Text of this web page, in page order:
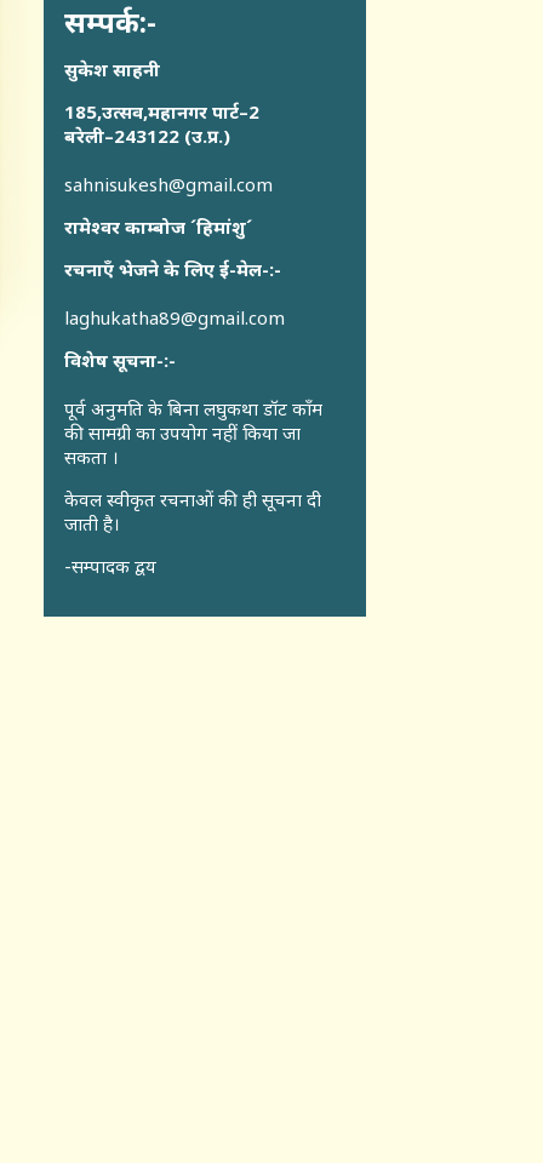
सम्पर्क:-
सुकेश साहनी
185,उत्सव,महानगर पार्ट–2
बरेली–243122 (उ.प्र.)
sahnisukesh@gmail.com
रामेश्वर काम्बोज ´हिमांशु´
रचनाएँ भेजने के लिए ई-मेल-:-
laghukatha89@gmail.com
विशेष सूचना-:-
पूर्व अनुमति के बिना लघुकथा डॉट कॉंम
की सामग्री का उपयोग नहीं किया जा
सकता ।
केवल स्वीकृत रचनाओं की ही सूचना दी
जाती है।
-सम्पादक द्वय